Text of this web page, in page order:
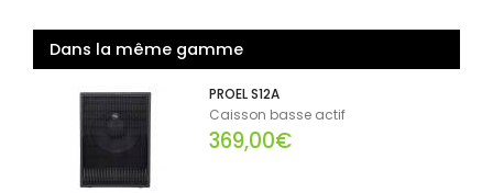
Dans la même gamme
PROEL S12A
Caisson basse actif
369,00€